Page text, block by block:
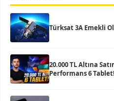
Türksat 3A Emekli
20.000 TL Altına
Performans 6 Tablet!